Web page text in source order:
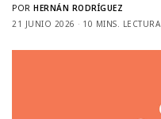
POR HERNÁN RODRÍGUEZ
21 JUNIO 2026
10 MINS. LECTURA